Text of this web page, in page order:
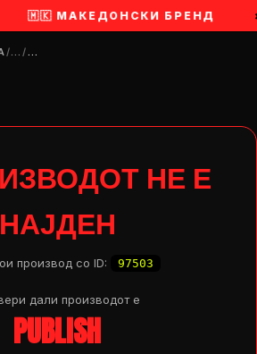
🇲🇰 МАКЕДОНСКИ БРЕНД
/…/…
НЕ Е
НАЈДЕН
производ со ID: 97503
дали производот e
PUBLISH